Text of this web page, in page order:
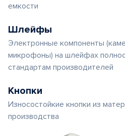
емкости
Шлейфы
Электронные компоненты
микрофоны) на шлейфах
стандартам производителей
Кнопки
Износостойкие кнопки из
производства